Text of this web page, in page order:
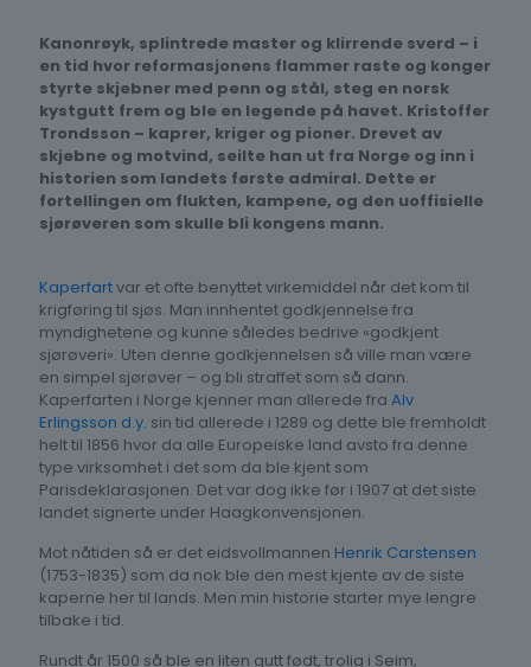
Kanonrøyk, splintrede master og klirrende sverd – i
en tid hvor reformasjonens flammer raste og konger
styrte skjebner med penn og stål, steg en norsk
kystgutt frem og ble en legende på havet. Kristoffer
Trondsson – kaprer, kriger og pioner. Drevet av
skjebne og motvind, seilte han ut fra Norge og inn i
historien som landets første admiral. Dette er
fortellingen om flukten, kampene, og den uoffisielle
sjørøveren som skulle bli kongens mann.
Kaperfartvar et ofte benyttet virkemiddel når det kom til
krigføring til sjøs. Man innhentet godkjennelse fra
myndighetene og kunne således bedrive «godkjent
sjørøveri». Uten denne godkjennelsen så ville man være
en simpel sjørøver – og bli straffet som så dann.
Kaperfarten i Norge kjenner man allerede fra Alv
Erlingsson d.y. sin tid allerede i 1289 og dette ble fremholdt
helt til 1856 hvor da alle Europeiske land avsto fra denne
type virksomhet i det som da ble kjent som
Parisdeklarasjonen. Det var dog ikke før i 1907 at det siste
landet signerte under Haagkonvensjonen.
Mot nåtiden så er det eidsvollmannen Henrik Carstensen
(1753-1835) som da nok ble den mest kjente av de siste
kaperne her til lands. Men min historie starter mye lengre
tilbake i tid.
Rundt år 1500 så ble en liten gutt født, trolig i Seim,